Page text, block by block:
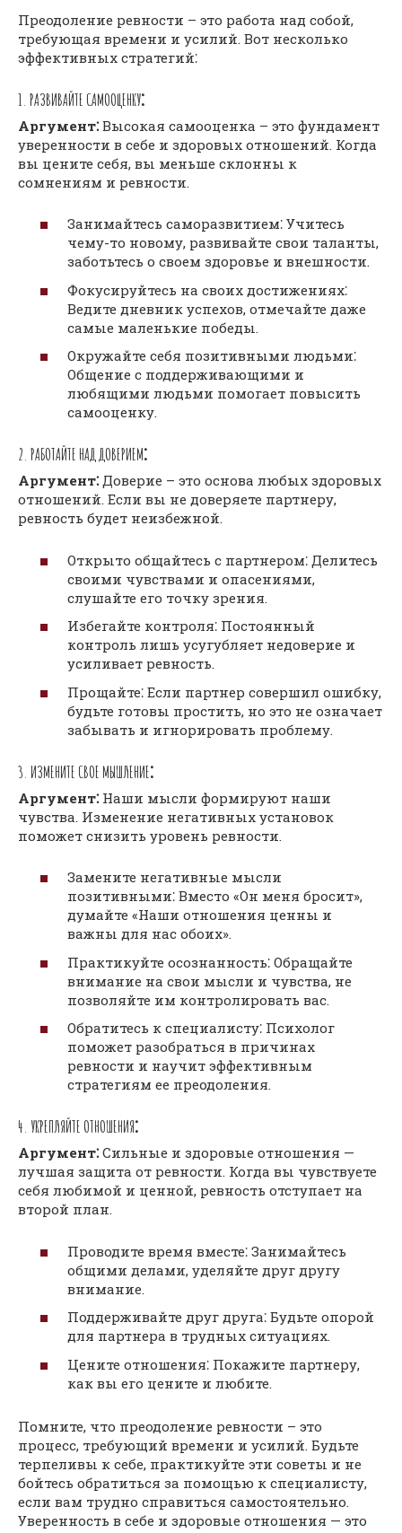
Преодоление ревности – это работа над собой,
требующая времени и усилий. Вот несколько
эффективных стратегий⁚
1. РАЗВИВАЙТЕ САМООЦЕНКУ⁚
Аргумент⁚ Высокая самооценка – это фундамент
уверенности в себе и здоровых отношений. Когда
вы цените себя, вы меньше склонны к
сомнениям и ревности.
Занимайтесь саморазвитием⁚ Учитесь
чему-то новому, развивайте свои таланты,
заботьтесь о своем здоровье и внешности.
Фокусируйтесь на своих достижениях⁚
Ведите дневник успехов, отмечайте даже
самые маленькие победы.
Окружайте себя позитивными людьми⁚
Общение с поддерживающими и
любящими людьми помогает повысить
самооценку.
2. РАБОТАЙТЕ НАД ДОВЕРИЕМ⁚
Аргумент⁚ Доверие – это основа любых здоровых
отношений. Если вы не доверяете партнеру,
ревность будет неизбежной.
Открыто общайтесь с партнером⁚ Делитесь
своими чувствами и опасениями,
слушайте его точку зрения.
Избегайте контроля⁚ Постоянный
контроль лишь усугубляет недоверие и
усиливает ревность.
Прощайте⁚ Если партнер совершил ошибку,
будьте готовы простить, но это не означает
забывать и игнорировать проблему.
3. ИЗМЕНИТЕ СВОЕ МЫШЛЕНИЕ⁚
Аргумент⁚ Наши мысли формируют наши
чувства. Изменение негативных установок
поможет снизить уровень ревности.
Замените негативные мысли
позитивными⁚ Вместо «Он меня бросит»,
думайте «Наши отношения ценны и
важны для нас обоих».
Практикуйте осознанность⁚ Обращайте
внимание на свои мысли и чувства, не
позволяйте им контролировать вас.
Обратитесь к специалисту⁚ Психолог
поможет разобраться в причинах
ревности и научит эффективным
стратегиям ее преодоления.
4. УКРЕПЛЯЙТЕ ОТНОШЕНИЯ⁚
Аргумент⁚ Сильные и здоровые отношения —
лучшая защита от ревности. Когда вы чувствуете
себя любимой и ценной, ревность отступает на
второй план.
Проводите время вместе⁚ Занимайтесь
общими делами, уделяйте друг другу
внимание.
Поддерживайте друг друга⁚ Будьте опорой
для партнера в трудных ситуациях.
Цените отношения⁚ Покажите партнеру,
как вы его цените и любите.
Помните, что преодоление ревности – это
процесс, требующий времени и усилий. Будьте
терпеливы к себе, практикуйте эти советы и не
бойтесь обратиться за помощью к специалисту,
если вам трудно справиться самостоятельно.
Уверенность в себе и здоровые отношения — это